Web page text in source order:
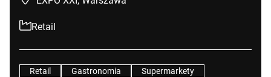
Retail
Retail Gastronomia
Supermarkety